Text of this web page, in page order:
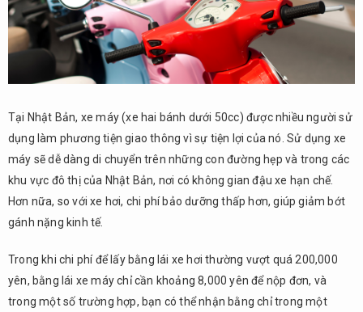
thi
bằng
lái
máy
Quy
trình
thi
lái
xe
máy
Đăng
ký thi
Tại Nhật Bản, xe máy (xe hai bánh dưới 50cc) được nhiều người sử
dụng làm phương tiện giao thông vì sự tiện lợi của nó. Sử dụng xe
máy sẽ dễ dàng di chuyển trên những con đường hẹp và trong các
khu vực đô thị của Nhật Bản, nơi có không gian đậu xe hạn chế.
Hơn nữa, so với xe hơi, chi phí bảo dưỡng thấp hơn, giúp giảm bớt
gánh nặng kinh tế.
Trong khi chi phí để lấy bằng lái xe hơi thường vượt quá 200,000
yên, bằng lái xe máy chỉ cần khoảng 8,000 yên để nộp đơn, và
trong một số trường hợp, bạn có thể nhận bằng chỉ trong một